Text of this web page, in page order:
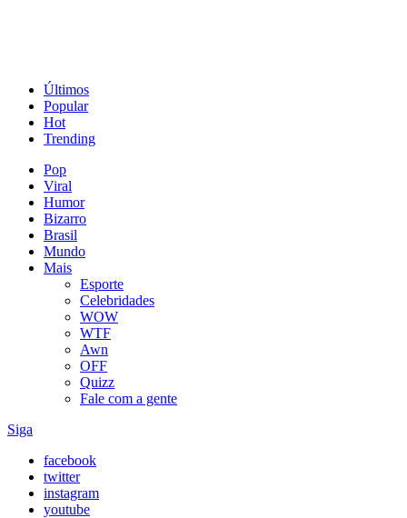
Últimos
Popular
Hot
Trending
Pop
Viral
Humor
Bizarro
Brasil
Mundo
Mais
Esporte
Celebridades
WOW
WTF
Awn
OFF
Quizz
Fale com a gente
Siga
facebook
twitter
instagram
youtube